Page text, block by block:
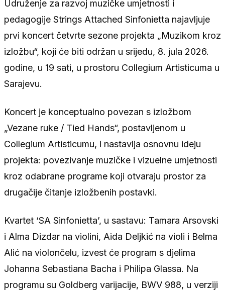
Udruženje za razvoj muzičke umjetnosti i
pedagogije Strings Attached Sinfonietta najavljuje
prvi koncert četvrte sezone projekta „Muzikom kroz
izložbu“, koji će biti održan u srijedu, 8. jula 2026.
godine, u 19 sati, u prostoru Collegium Artisticuma u
Sarajevu.
Koncert je konceptualno povezan s izložbom
„Vezane ruke / Tied Hands“, postavljenom u
Collegium Artisticumu, i nastavlja osnovnu ideju
projekta: povezivanje muzičke i vizuelne umjetnosti
kroz odabrane programe koji otvaraju prostor za
drugačije čitanje izložbenih postavki.
Kvartet ‘SA Sinfonietta’, u sastavu: Tamara Arsovski
i Alma Dizdar na violini, Aida Deljkić na violi i Belma
Alić na violončelu, izvest će program s djelima
Johanna Sebastiana Bacha i Philipa Glassa. Na
programu su Goldberg varijacije, BWV 988, u verziji